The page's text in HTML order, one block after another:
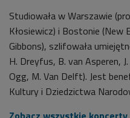
Studiowała w Warszawie
Kłosiewicz) i Bostonie (New
Gibbons), szlifowała
H. Dreyfus, B. van Asperen,
Ogg, M. Van Delft). Jest
Kultury i Dziedzictwa